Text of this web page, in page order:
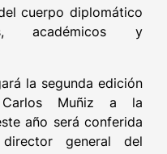
cuerpo diplomático
académicos y
la segunda edición
Carlos Muñiz a la
año será conferida
general del